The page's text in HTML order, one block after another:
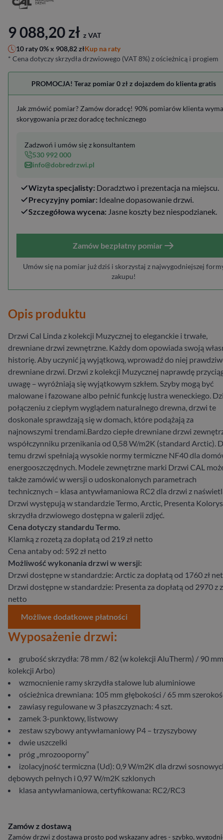
9 088,20zł z VAT
10 raty 0% x 908,82złKup na raty
* Cena dotyczy skrzydła drzwiowego (VAT 8%) z ościeżnicą i progiem
PROMOCJA! Teraz pomiar 0 zł z dojazdem do klienta gratis
Jak zmówić pomiar? Zamów doradcę! 90% pomiarów klienta
skorygowania przez doradcę technicznego
Wizyta specjalisty: Doradztwo i prezentacja na miejscu.
Precyzyjny pomiar: Idealne dopasowanie drzwi.
Szczegółowa wycena: Jasne koszty bez niespodzianek.
Zadzwoń i umów się z konsultantem
530 992 000
info@dobredrzwi.pl
Zamów bezpłatny pomiar
Umów się na pomiar już dziś i skorzystaj z najwygodniejszej
zakupu!
Opis produktu
Drzwi Cal Linda z kolekcji Muzycznej to eleganckie i trwałe,
drewniane drzwi zewnętrzne. Każdy dom opowiada swoją
historię. Aby uczynić ją wyjątkową, wprowadź do niej
drewniane drzwi. Drzwi z kolekcji Muzycznej naprawdę
uwagę – wyróżniają się wyjątkowym szkłem. Szyby mogą być
malowane i fazowane albo pełnić funkcję lustra weneckiego.
połączeniu z ciepłym wyglądem naturalnego drewna, drzwi te
doskonale sprawdzają się w domach, które podążają za
najnowszymi trendami.Bardzo ciepłe drewniane drzwi
współczynniku przenikania od 0,58 W/m2K (standard Arctic).
temu drzwi spełniają wysokie normy termiczne NF40 dla
energooszczędnych. Modele zewnętrzne marki Drzwi CAL
także zamówić w wersji o udoskonalonych parametrach
technicznych – klasa antywłamaniowa RC2 dla drzwi z
Drzwi występują w standardzie Termo, Arctic, Presenta
skrzydła drzwiowego dostępna w galerii zdjęć.
Cena dotyczy standardu Termo.
Klamką z rozetą za dopłatą od 219 zł netto
Cena antaby od: 592 zł netto
Możliwość wykonania drzwi w wersji:
Drzwi dostępne w standardzie: Arctic za dopłatą od 1760 zł
Drzwi dostępne w standardzie: Presenta za dopłatą od 2970 z
netto
Możliwe dodatkowe płatności
Wyposażenie drzwi:
grubość skrzydła: 78 mm / 82 (w kolekcji AluTherm) / 90
kolekcji Arbo)
wzmocnienie ramy skrzydła stalowe lub aluminiowe
ościeżnica drewniana: 105 mm głębokości / 65 mm
zawiasy regulowane w 3 płaszczyznach: 4 szt.
zamek 3-punktowy, listwowy
zestaw szybowy antywłamaniowy P4 – trzyszybowy
dwie uszczelki
próg „mrozooporny”
izolacyjność termiczna (Ud): 0,9 W/m2K dla drzwi
dębowych pełnych i 0,97 W/m2K szklonych
klasa antywłamaniowa, certyfikowana: RC2/RC3
Zamów z dostawą
Zamów drzwi z dostawą prosto pod wskazany adres - szybko,